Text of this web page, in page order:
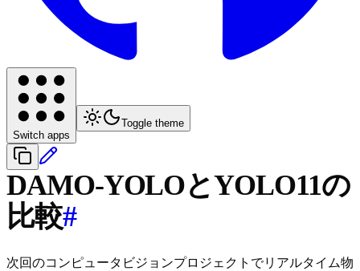
Switch apps
Toggle theme
DAMO-YOLOとYOLO11の
比較#
次回のコンピュータビジョンプロジェクトでリアルタイム物